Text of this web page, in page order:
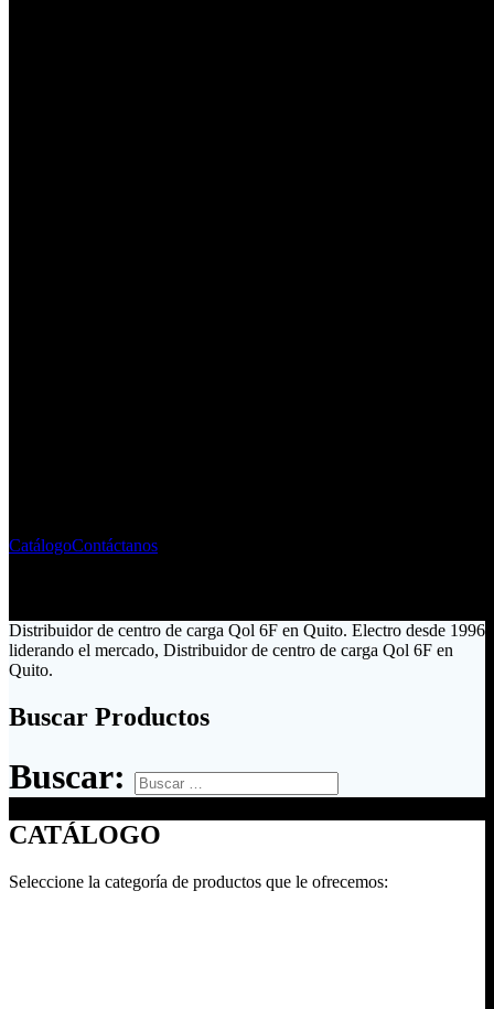
CatálogoContáctanos
Distribuidor de centro de carga Qol 6F en Quito. Electro desde 1996
liderando el mercado, Distribuidor de centro de carga Qol 6F en
Quito.
Buscar Productos
Buscar:
CATÁLOGO
Seleccione la categoría de productos que le ofrecemos: